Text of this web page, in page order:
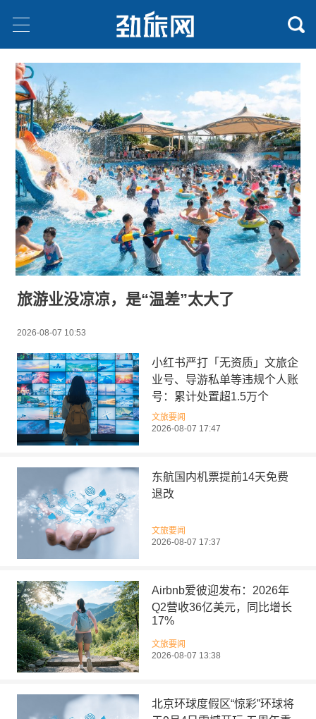
旅游业没凉凉，是“温差”太大了
2026-08-07 10:53
小红书严打「无资质」文旅企
业号、导游私单等违规个人账
号：累计处置超1.5万个
文旅要闻
2026-08-07 17:47
东航国内机票提前14天免费
退改
文旅要闻
2026-08-07 17:37
Airbnb爱彼迎发布：2026年
Q2营收36亿美元，同比增长
17%
文旅要闻
2026-08-07 13:38
北京环球度假区“惊彩”环球将